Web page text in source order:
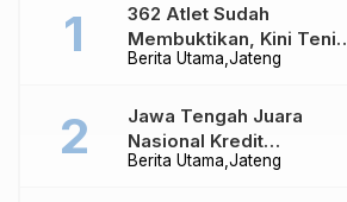
Berita Utama Jateng
362 Atlet Sudah
Membuktikan, Kini Tenis
Meja Jateng Dibidik Jadi
Berita Utama Jateng
Jawa Tengah Juara
Nasional Kredit
Perumahan, Realisasi